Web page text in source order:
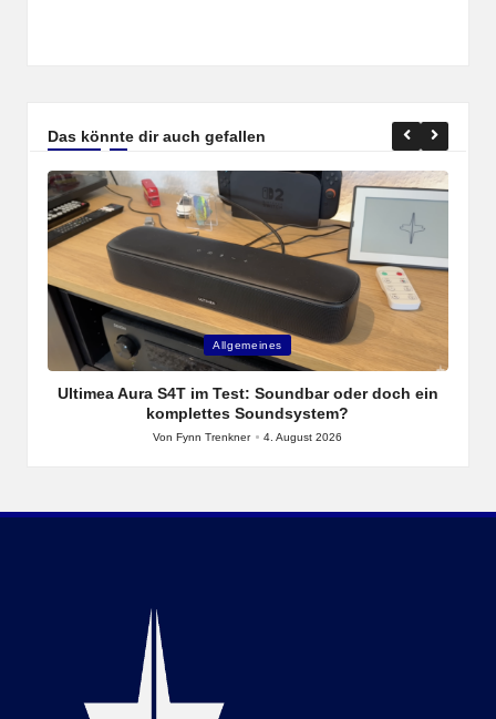
Das könnte dir auch gefallen
Posted
in
Allgemeines
Ultimea Aura S4T im Test: Soundbar oder doch ein
komplettes Soundsystem?
Posted
Von Fynn Trenkner 4. August 2026